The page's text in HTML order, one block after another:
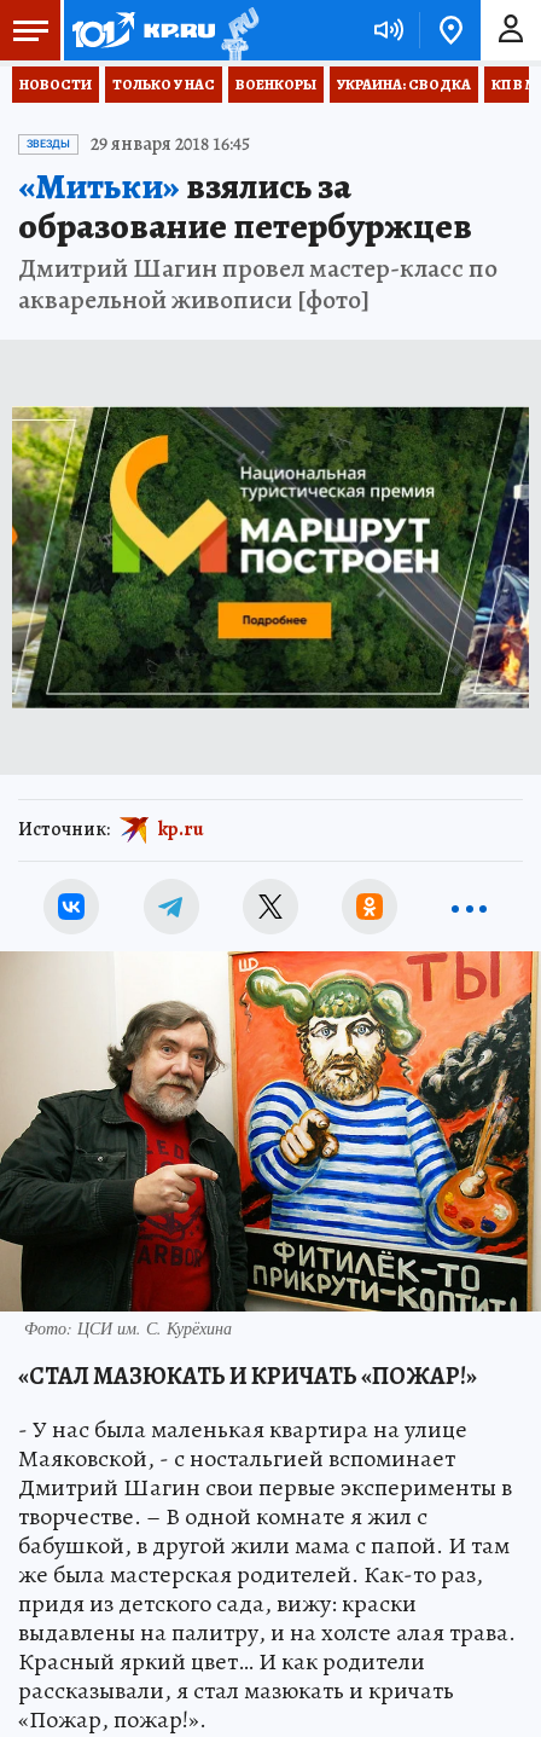
НОВОСТИ ТОЛЬКО У НАС ВОЕНКОРЫ УКРАИНА: СВОДКА КП В
ЗВЕЗДЫ 29 января 2018 16:45
«Митьки»взялись за
образование петербуржцев
Дмитрий Шагин провел мастер-класс по
акварельной живописи [фото]
Источник: kp.ru
Фото: ЦСИ им. С. Курёхина
«СТАЛ МАЗЮКАТЬ И КРИЧАТЬ «ПОЖАР!»
- У нас была маленькая квартира на улице
Маяковской, - с ностальгией вспоминает
Дмитрий Шагин свои первые эксперименты в
творчестве. – В одной комнате я жил с
бабушкой, в другой жили мама с папой. И там
же была мастерская родителей. Как-то раз,
придя из детского сада, вижу: краски
выдавлены на палитру, и на холсте алая трава.
Красный яркий цвет… И как родители
рассказывали, я стал мазюкать и кричать
«Пожар, пожар!».